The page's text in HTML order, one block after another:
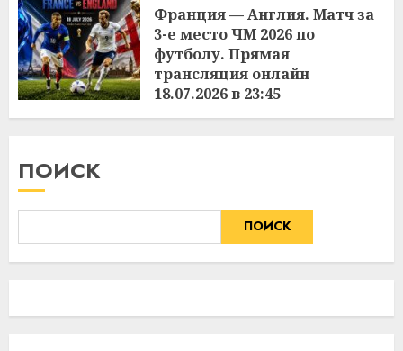
Франция — Англия. Матч за
3-е место ЧМ 2026 по
футболу. Прямая
трансляция онлайн
18.07.2026 в 23:45
18.07.2026
ПОИСК
ПОИСК